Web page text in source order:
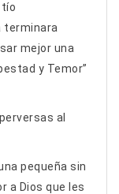
tío
terminara
mejor una
y Temor”
al
pequeña sin
a Dios que les